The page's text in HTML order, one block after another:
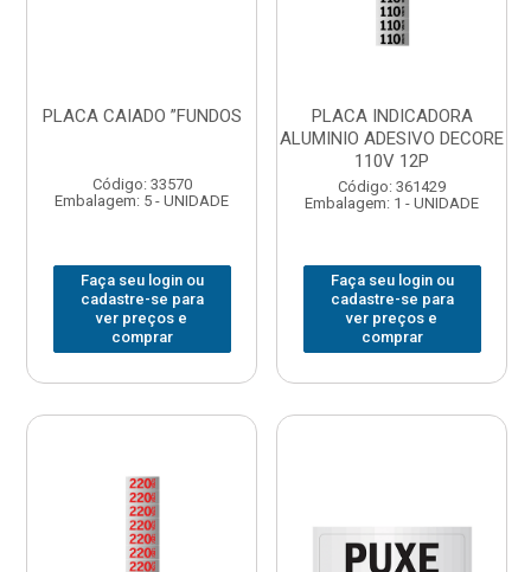
PLACA CAIADO ”FUNDOS
Código: 33570
Embalagem: 5 - UNIDADE
Faça seu login ou
cadastre-se para
ver preços e
comprar
PLACA INDICADORA
ALUMINIO ADESIVO DECORE
110V 12P
Código: 361429
Embalagem: 1 - UNIDADE
Faça seu login ou
cadastre-se para
ver preços e
comprar